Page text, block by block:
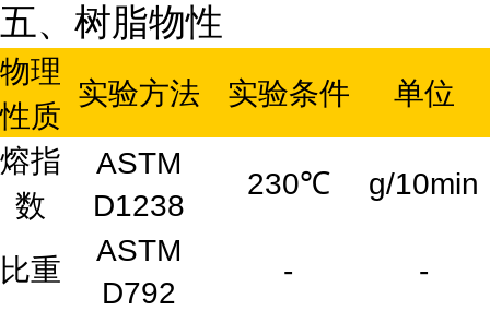
五、树脂物性
物理
性质
实验方法 实验条件 单位
熔指
数
ASTM
D1238
230℃ g/10min
比重
ASTM
D792
-
-